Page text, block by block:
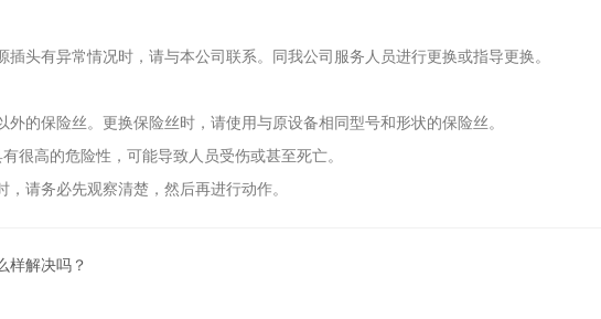
头有异常情况时，请与本公司联系。同我公司服务人员进行更换或指导更换。
的保险丝。更换保险丝时，请使用与原设备相同型号和形状的保险丝。
很高的危险性，可能导致人员受伤或甚至死亡。
请务必先观察清楚，然后再进行动作。
样解决吗？